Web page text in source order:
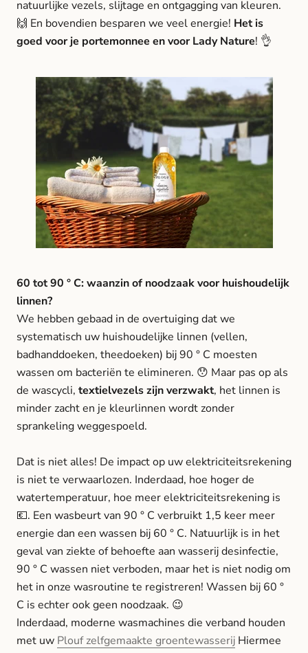
natuurlijke vezels, slijtage en ontgagging van kleuren.
🙌 En bovendien besparen we veel energie! Het is
goed voor je portemonnee en voor Lady Nature! 👌
60 tot 90 ° C: waanzin of noodzaak voor huishoudelijk
linnen?
We hebben gebaad in de overtuiging dat we
systematisch uw huishoudelijke linnen (vellen,
badhanddoeken, theedoeken) bij 90 ° C moesten
wassen om bacteriën te elimineren. 😯 Maar pas op als
de wascycli, textielvezels zijn verzwakt, het linnen is
minder zacht en je kleurlinnen wordt zonder
sprankeling weggespoeld.
Dat is niet alles! De impact op uw elektriciteitsrekening
is niet te verwaarlozen. Inderdaad, hoe hoger de
watertemperatuur, hoe meer elektriciteitsrekening is
💶. Een wasbeurt van 90 ° C verbruikt 1,5 keer meer
energie dan een wassen bij 60 ° C. Natuurlijk is in het
geval van ziekte of behoefte aan wasserij desinfectie,
90 ° C wassen niet verboden, maar het is niet nodig om
het in onze wasroutine te registreren! Wassen bij 60 °
C is echter ook geen noodzaak. 😉
Inderdaad, moderne wasmachines die verband houden
met uw Plouf zelfgemaakte groentewasserij Hiermee